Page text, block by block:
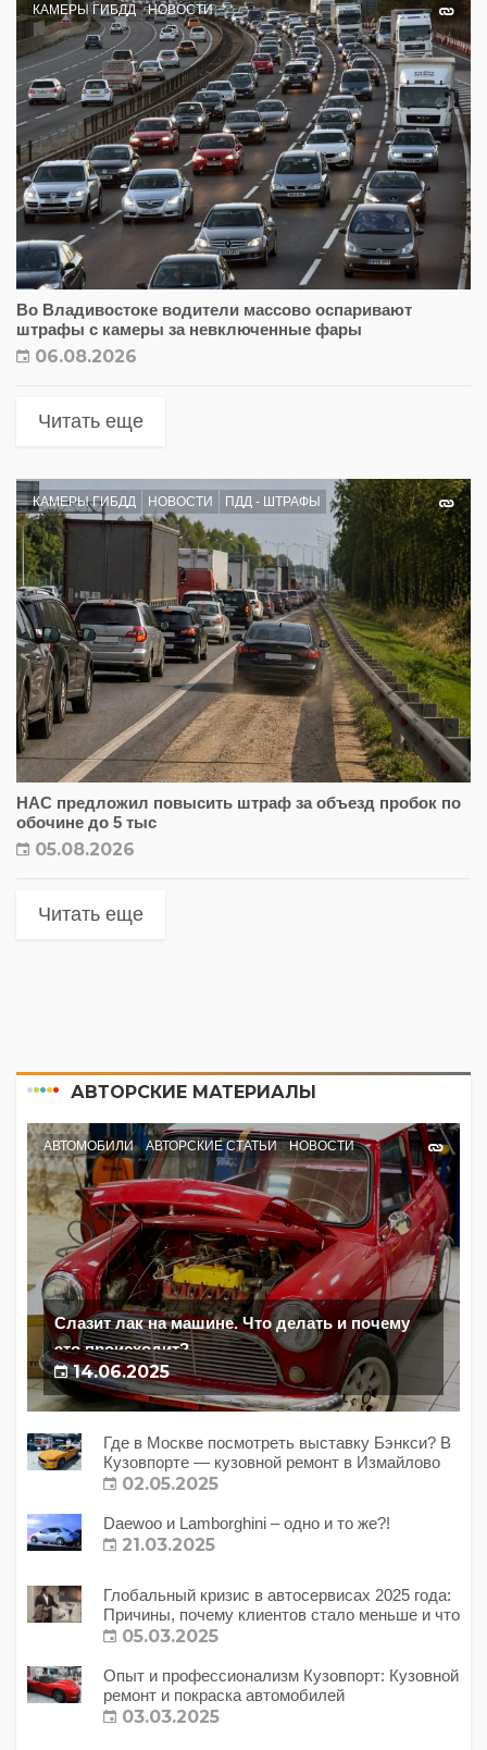
КАМЕРЫ ГИБДД НОВОСТИ
Во Владивостоке водители массово оспаривают
штрафы с камеры за невключенные фары
06.08.2026
Читать еще
КАМЕРЫ ГИБДД НОВОСТИ ПДД - ШТРАФЫ
НАС предложил повысить штраф за объезд пробок по
обочине до 5 тыс
05.08.2026
Читать еще
АВТОРСКИЕ МАТЕРИАЛЫ
АВТОМОБИЛИ АВТОРСКИЕ СТАТЬИ НОВОСТИ
Слазит лак на машине. Что делать и почему
это происходит?
14.06.2025
Где в Москве посмотреть выставку Бэнкси? В
Кузовпорте — кузовной ремонт в Измайлово
02.05.2025
Daewoo и Lamborghini – одно и то же?!
21.03.2025
Глобальный кризис в автосервисах 2025 года:
Причины, почему клиентов стало меньше и что
с этим делать?
05.03.2025
Опыт и профессионализм Кузовпорт: Кузовной
ремонт и покраска автомобилей
03.03.2025